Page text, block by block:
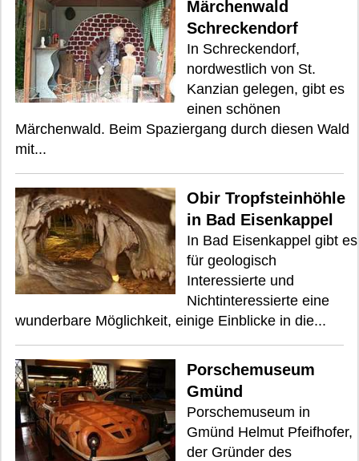
Märchenwald
Schreckendorf
In Schreckendorf,
nordwestlich von St.
Kanzian gelegen, gibt es
einen schönen
Märchenwald. Beim Spaziergang durch diesen Wald
mit...
Obir Tropfsteinhöhle
in Bad Eisenkappel
In Bad Eisenkappel gibt es
für geologisch
Interessierte und
Nichtinteressierte eine
wunderbare Möglichkeit, einige Einblicke in die...
Porschemuseum
Gmünd
Porschemuseum in
Gmünd Helmut Pfeifhofer,
der Gründer des